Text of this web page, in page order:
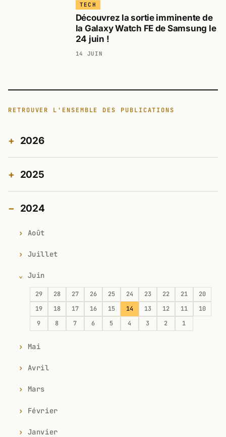
TECH
Découvrez la sortie imminente de
la Galaxy Watch FE de Samsung le
24 juin !
14 JUIN
RETROUVER L'ENSEMBLE DES PUBLICATIONS
2026
2025
2024
Août
Juillet
Juin
29 28 27 26 25 24 23 22 21
20
19
18 17 16 15 14 13 12 11
10
9
8 7 6 5 4 3 2 1
Mai
Avril
Mars
Février
Janvier